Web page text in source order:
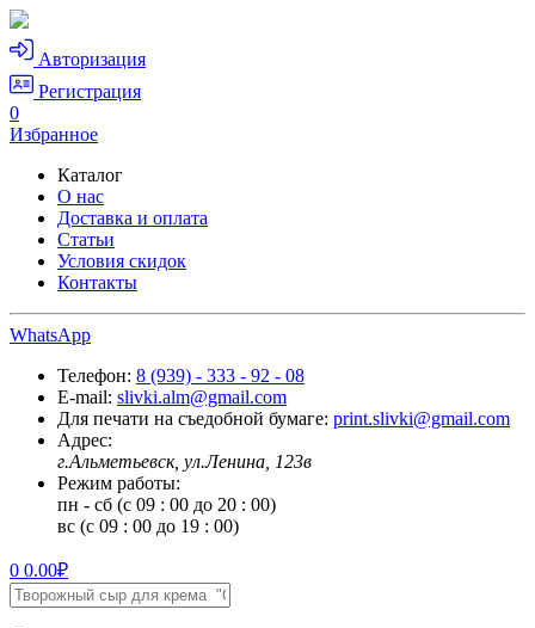
Авторизация
Регистрация
0
Избранное
Каталог
О нас
Доставка и оплата
Статьи
Условия скидок
Контакты
WhatsApp
Телефон: 8 (939) - 333 - 92 - 08
E-mail: slivki.alm@gmail.com
Для печати на съедобной бумаге: print.slivki@gmail.com
Адрес:
г.Альметьевск, ул.Ленина, 123в
Режим работы:
пн - сб (с 09 : 00 до 20 : 00)
вс (с 09 : 00 до 19 : 00)
0 0.00₽